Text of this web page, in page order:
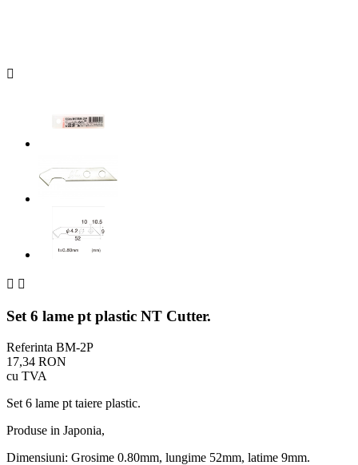

 
Set 6 lame pt plastic NT Cutter.
Referinta BM-2P
17,34 RON
cu TVA
Set 6 lame pt taiere plastic.
Produse in Japonia,
Dimensiuni: Grosime 0.80mm, lungime 52mm, latime 9mm.